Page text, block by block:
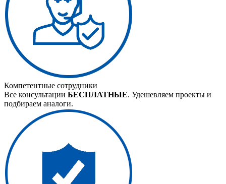
Компетентные сотрудники
Все консультации БЕСПЛАТНЫЕ. Удешевляем проекты и
подбираем аналоги.